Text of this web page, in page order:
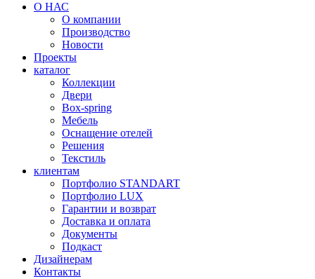
О НАС
О компании
Производство
Новости
Проекты
каталог
Коллекции
Двери
Box-spring
Мебель
Оснащение отелей
Решения
Текстиль
клиентам
Портфолио STANDART
Портфолио LUX
Гарантии и возврат
Доставка и оплата
Документы
Подкаст
Дизайнерам
Контакты